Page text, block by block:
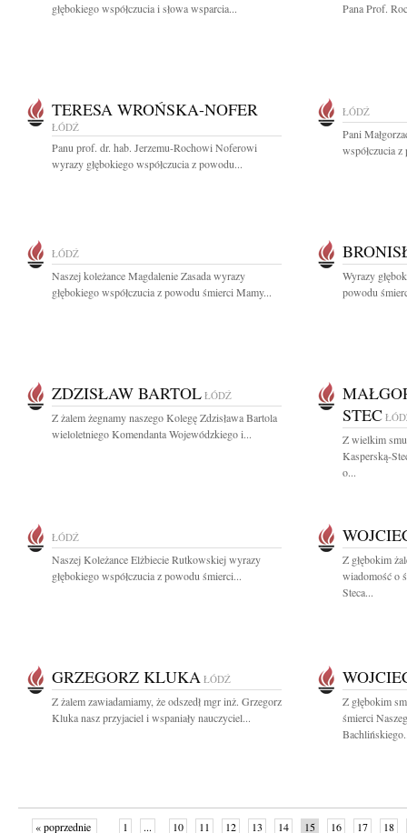
głębokiego współczucia i słowa wsparcia...
Pana Prof.
TERESA WROŃSKA-NOFER
ŁÓDŹ
Panu prof. dr. hab. Jerzemu-Rochowi Noferowi
wyrazy głębokiego współczucia z powodu...
ŁÓDŹ
Pani
współczucia
ŁÓDŹ
Naszej koleżance Magdalenie Zasada wyrazy
głębokiego współczucia z powodu śmierci Mamy...
Wyrazy
powodu
ZDZISŁAW BARTOL ŁÓDŹ
Z żalem żegnamy naszego Kolegę Zdzisława Bartola
wieloletniego Komendanta Wojewódzkiego i...
STEC
Z wielkim
Kasperską-
o...
ŁÓDŹ
Naszej Koleżance Elżbiecie Rutkowskiej wyrazy
głębokiego współczucia z powodu śmierci...
Z głębokim
wiadomość o
Steca...
GRZEGORZ KLUKA ŁÓDŹ
Z żalem zawiadamiamy, że odszedł mgr inż. Grzegorz
Kluka nasz przyjaciel i wspaniały nauczyciel...
Z głębokim
śmierci
« poprzednie 1 ... 10 11 12 13 14 15 16 17 18